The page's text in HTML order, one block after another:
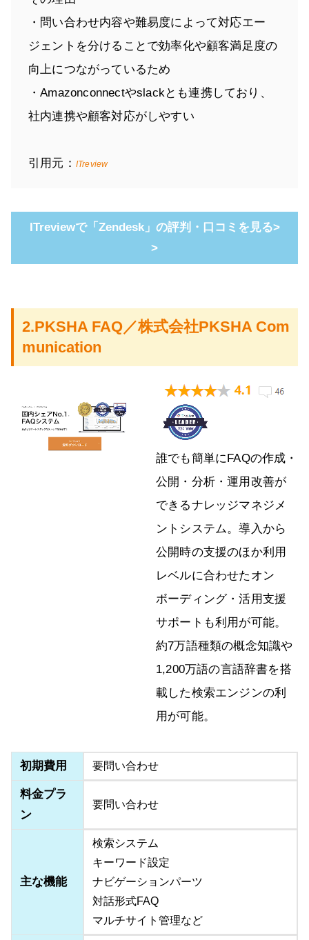
・問い合わせ内容や難易度によって対応エー
ジェントを分けることで効率化や顧客満足度の
向上につながっているため
・Amazonconnectやslackとも連携しており、
社内連携や顧客対応がしやすい
引用元： ITreview
ITreviewで「Zendesk」の評判・口コミを見る>
>
2.PKSHA FAQ／株式会社PKSHA Com
munication
誰でも簡単にFAQの作成・
公開・分析・運用改善が
できるナレッジマネジメ
ントシステム。導入から
公開時の支援のほか利用
レベルに合わせたオン
ボーディング・活用支援
サポートも利用が可能。
約7万語種類の概念知識や
1,200万語の言語辞書を搭
載した検索エンジンの利
用が可能。
初期費用 要問い合わせ
料金プラ
ン
要問い合わせ
主な機能
検索システム
キーワード設定
ナビゲーションパーツ
対話形式FAQ
マルチサイト管理など